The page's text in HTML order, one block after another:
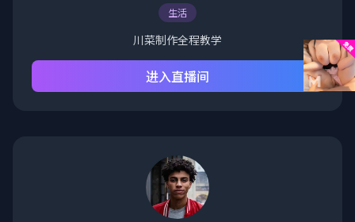
生活
川菜制作全程教学
进入直播间